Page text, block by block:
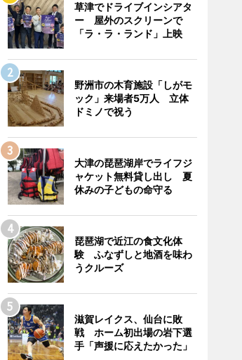
草津でドライブインシアタ
ー 屋外のスクリーンで
「ラ・ラ・ランド」上映
野洲市の木育施設「しがモ
ック」来場者5万人 立体
ドミノで祝う
大津の琵琶湖岸でライフジ
ャケット無料貸し出し 夏
休みの子どもの命守る
琵琶湖で近江の食文化体
験 ふなずしと地酒を味わ
うクルーズ
滋賀レイクス、仙台に敗
戦 ホーム初出場の岩下選
手「声援に応えたかった」